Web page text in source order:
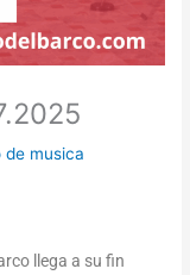
de musica
llega a su fin